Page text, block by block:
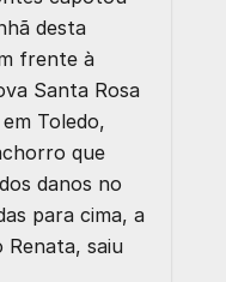
desta
frente à
Santa Rosa
Toledo,
que
danos no
para cima, a
saiu